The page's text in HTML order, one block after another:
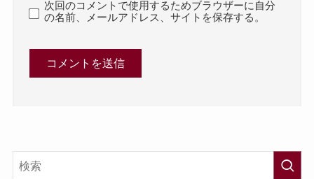
次回のコメントで使用するためブラウザーに自分
の名前、メールアドレス、サイトを保存する。